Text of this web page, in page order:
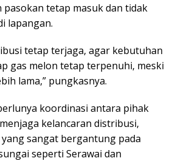
pasokan tetap masuk dan tidak
lapangan.
tetap terjaga, agar kebutuhan
gas melon tetap terpenuhi, meski
lama,” pungkasnya.
koordinasi antara pihak
kelancaran distribusi,
sangat bergantung pada
seperti Serawai dan